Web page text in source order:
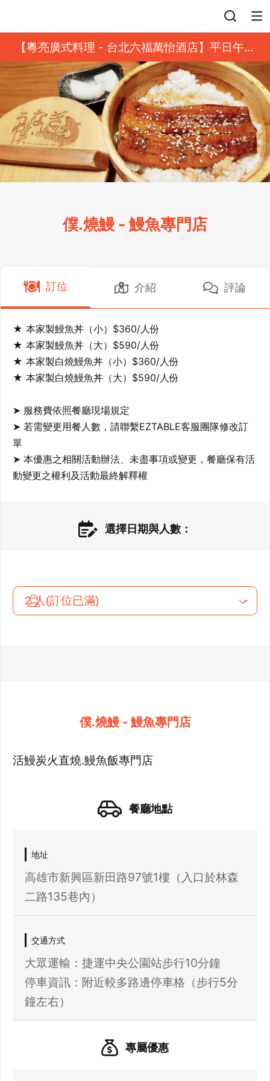
【粵亮廣式料理 - 台北六福萬怡酒店】平日午餐
8 折起｜靓港點套餐
僕.燒鰻 - 鰻魚專門店
訂位 介紹 評論
★ 本家製鰻魚丼（小）$360/人份
★ 本家製鰻魚丼（大）$590/人份
★ 本家製白燒鰻魚丼（小）$360/人份
★ 本家製白燒鰻魚丼（大）$590/人份
➤ 服務費依照餐廳現場規定
➤ 若需變更用餐人數，請聯繫EZTABLE客服團隊修改訂
單
➤ 本優惠之相關活動辦法、未盡事項或變更，餐廳保有活
動變更之權利及活動最終解釋權
選擇日期與人數：
僕.燒鰻 - 鰻魚專門店
活鰻炭火直燒.鰻魚飯專門店
餐廳地點
地址
高雄市新興區新田路97號1樓（入口於林森
二路135巷內）
交通方式
大眾運輸：捷運中央公園站步行10分鐘
停車資訊：附近較多路邊停車格（步行5分
鐘左右）
專屬優惠